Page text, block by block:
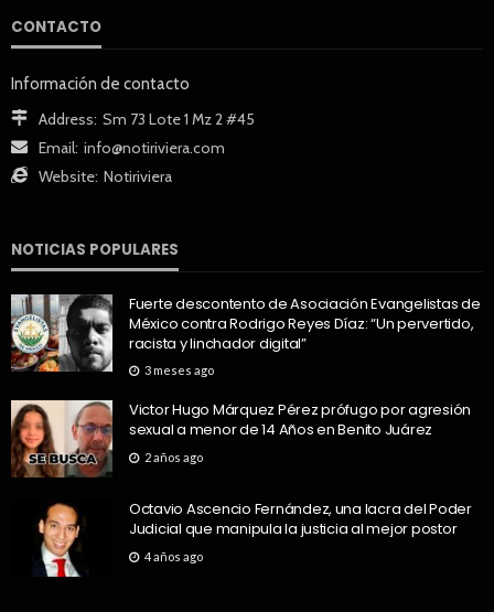
CONTACTO
Información de contacto
Address: Sm 73 Lote 1 Mz 2 #45
Email: info@notiriviera.com
Website: Notiriviera
NOTICIAS POPULARES
Fuerte descontento de Asociación Evangelistas de
México contra Rodrigo Reyes Díaz: “Un pervertido,
racista y linchador digital”
3 meses ago
Victor Hugo Márquez Pérez prófugo por agresión
sexual a menor de 14 Años en Benito Juárez
2 años ago
Octavio Ascencio Fernández, una lacra del Poder
Judicial que manipula la justicia al mejor postor
4 años ago